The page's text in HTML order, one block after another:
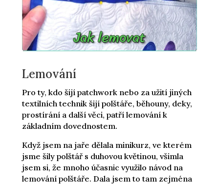
Lemování
Pro ty, kdo šijí patchwork nebo za užití jiných
textilních technik šijí polštáře, běhouny, deky,
prostírání a další věci, patří lemování k
základním dovednostem.
Když jsem na jaře dělala minikurz, ve kterém
jsme šily polštář s duhovou květinou, všimla
jsem si, že mnoho účasnic využilo návod na
lemování polštáře. Dala jsem to tam zejména